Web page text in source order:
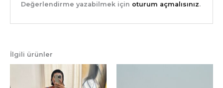
Değerlendirme yazabilmek için oturum açmalısınız.
İlgili ürünler